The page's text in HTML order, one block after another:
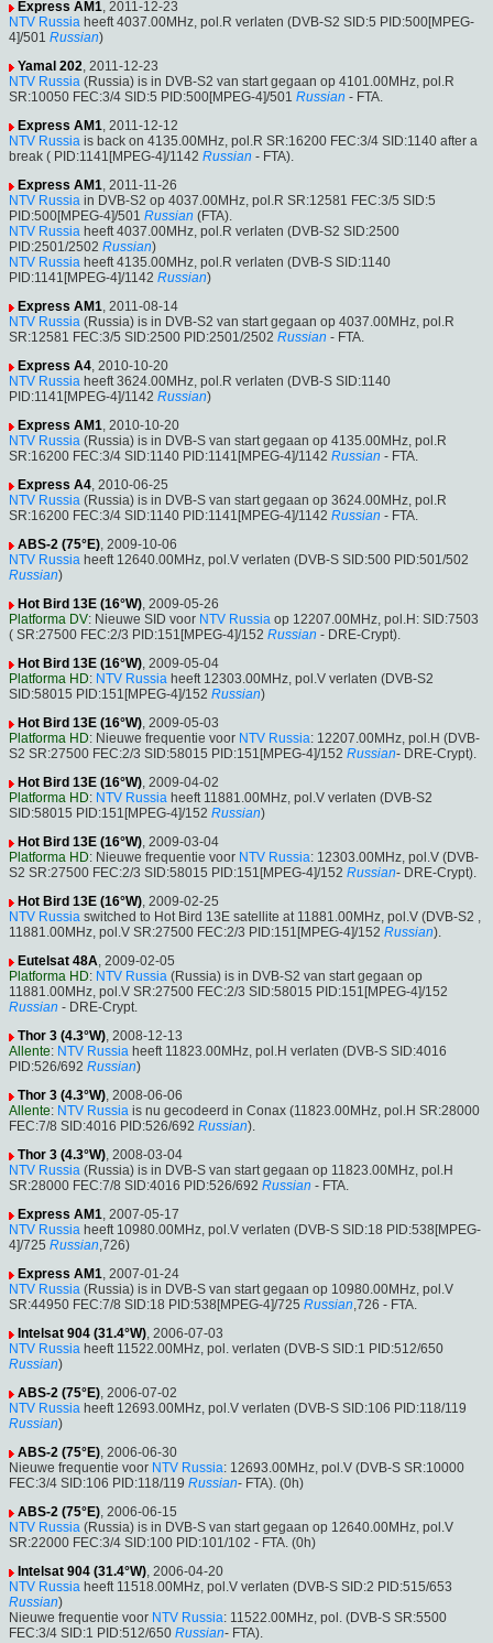
Express AM1, 2011-12-23
NTV Russia heeft 4037.00MHz, pol.R verlaten (DVB-S2 SID:5 PID:500[MPEG-
4]/501 Russian)
Yamal 202, 2011-12-23
NTV Russia (Russia) is in DVB-S2 van start gegaan op 4101.00MHz, pol.R
SR:10050 FEC:3/4 SID:5 PID:500[MPEG-4]/501 Russian - FTA.
Express AM1, 2011-12-12
NTV Russia is back on 4135.00MHz, pol.R SR:16200 FEC:3/4 SID:1140 after a
break ( PID:1141[MPEG-4]/1142 Russian - FTA).
Express AM1, 2011-11-26
NTV Russia in DVB-S2 op 4037.00MHz, pol.R SR:12581 FEC:3/5 SID:5
PID:500[MPEG-4]/501 Russian (FTA).
NTV Russia heeft 4037.00MHz, pol.R verlaten (DVB-S2 SID:2500
PID:2501/2502 Russian)
NTV Russia heeft 4135.00MHz, pol.R verlaten (DVB-S SID:1140
PID:1141[MPEG-4]/1142 Russian)
Express AM1, 2011-08-14
NTV Russia (Russia) is in DVB-S2 van start gegaan op 4037.00MHz, pol.R
SR:12581 FEC:3/5 SID:2500 PID:2501/2502 Russian - FTA.
Express A4, 2010-10-20
NTV Russia heeft 3624.00MHz, pol.R verlaten (DVB-S SID:1140
PID:1141[MPEG-4]/1142 Russian)
Express AM1, 2010-10-20
NTV Russia (Russia) is in DVB-S van start gegaan op 4135.00MHz, pol.R
SR:16200 FEC:3/4 SID:1140 PID:1141[MPEG-4]/1142 Russian - FTA.
Express A4, 2010-06-25
NTV Russia (Russia) is in DVB-S van start gegaan op 3624.00MHz, pol.R
SR:16200 FEC:3/4 SID:1140 PID:1141[MPEG-4]/1142 Russian - FTA.
ABS-2 (75°E), 2009-10-06
NTV Russia heeft 12640.00MHz, pol.V verlaten (DVB-S SID:500 PID:501/502
Russian)
Hot Bird 13E (16°W), 2009-05-26
Platforma DV: Nieuwe SID voor NTV Russia op 12207.00MHz, pol.H: SID:7503
( SR:27500 FEC:2/3 PID:151[MPEG-4]/152 Russian - DRE-Crypt).
Hot Bird 13E (16°W), 2009-05-04
Platforma HD: NTV Russia heeft 12303.00MHz, pol.V verlaten (DVB-S2
SID:58015 PID:151[MPEG-4]/152 Russian)
Hot Bird 13E (16°W), 2009-05-03
Platforma HD: Nieuwe frequentie voor NTV Russia: 12207.00MHz, pol.H (DVB-
S2 SR:27500 FEC:2/3 SID:58015 PID:151[MPEG-4]/152 Russian- DRE-Crypt).
Hot Bird 13E (16°W), 2009-04-02
Platforma HD: NTV Russia heeft 11881.00MHz, pol.V verlaten (DVB-S2
SID:58015 PID:151[MPEG-4]/152 Russian)
Hot Bird 13E (16°W), 2009-03-04
Platforma HD: Nieuwe frequentie voor NTV Russia: 12303.00MHz, pol.V (DVB-
S2 SR:27500 FEC:2/3 SID:58015 PID:151[MPEG-4]/152 Russian- DRE-Crypt).
Hot Bird 13E (16°W), 2009-02-25
NTV Russia switched to Hot Bird 13E satellite at 11881.00MHz, pol.V (DVB-S2 ,
11881.00MHz, pol.V SR:27500 FEC:2/3 PID:151[MPEG-4]/152 Russian).
Eutelsat 48A, 2009-02-05
Platforma HD: NTV Russia (Russia) is in DVB-S2 van start gegaan op
11881.00MHz, pol.V SR:27500 FEC:2/3 SID:58015 PID:151[MPEG-4]/152
Russian - DRE-Crypt.
Thor 3 (4.3°W), 2008-12-13
Allente: NTV Russia heeft 11823.00MHz, pol.H verlaten (DVB-S SID:4016
PID:526/692 Russian)
Thor 3 (4.3°W), 2008-06-06
Allente: NTV Russia is nu gecodeerd in Conax (11823.00MHz, pol.H SR:28000
FEC:7/8 SID:4016 PID:526/692 Russian).
Thor 3 (4.3°W), 2008-03-04
NTV Russia (Russia) is in DVB-S van start gegaan op 11823.00MHz, pol.H
SR:28000 FEC:7/8 SID:4016 PID:526/692 Russian - FTA.
Express AM1, 2007-05-17
NTV Russia heeft 10980.00MHz, pol.V verlaten (DVB-S SID:18 PID:538[MPEG-
4]/725 Russian,726)
Express AM1, 2007-01-24
NTV Russia (Russia) is in DVB-S van start gegaan op 10980.00MHz, pol.V
SR:44950 FEC:7/8 SID:18 PID:538[MPEG-4]/725 Russian,726 - FTA.
Intelsat 904 (31.4°W), 2006-07-03
NTV Russia heeft 11522.00MHz, pol. verlaten (DVB-S SID:1 PID:512/650
Russian)
ABS-2 (75°E), 2006-07-02
NTV Russia heeft 12693.00MHz, pol.V verlaten (DVB-S SID:106 PID:118/119
Russian)
ABS-2 (75°E), 2006-06-30
Nieuwe frequentie voor NTV Russia: 12693.00MHz, pol.V (DVB-S SR:10000
FEC:3/4 SID:106 PID:118/119 Russian- FTA). (0h)
ABS-2 (75°E), 2006-06-15
NTV Russia (Russia) is in DVB-S van start gegaan op 12640.00MHz, pol.V
SR:22000 FEC:3/4 SID:100 PID:101/102 - FTA. (0h)
Intelsat 904 (31.4°W), 2006-04-20
NTV Russia heeft 11518.00MHz, pol.V verlaten (DVB-S SID:2 PID:515/653
Russian)
Nieuwe frequentie voor NTV Russia: 11522.00MHz, pol. (DVB-S SR:5500
FEC:3/4 SID:1 PID:512/650 Russian- FTA).